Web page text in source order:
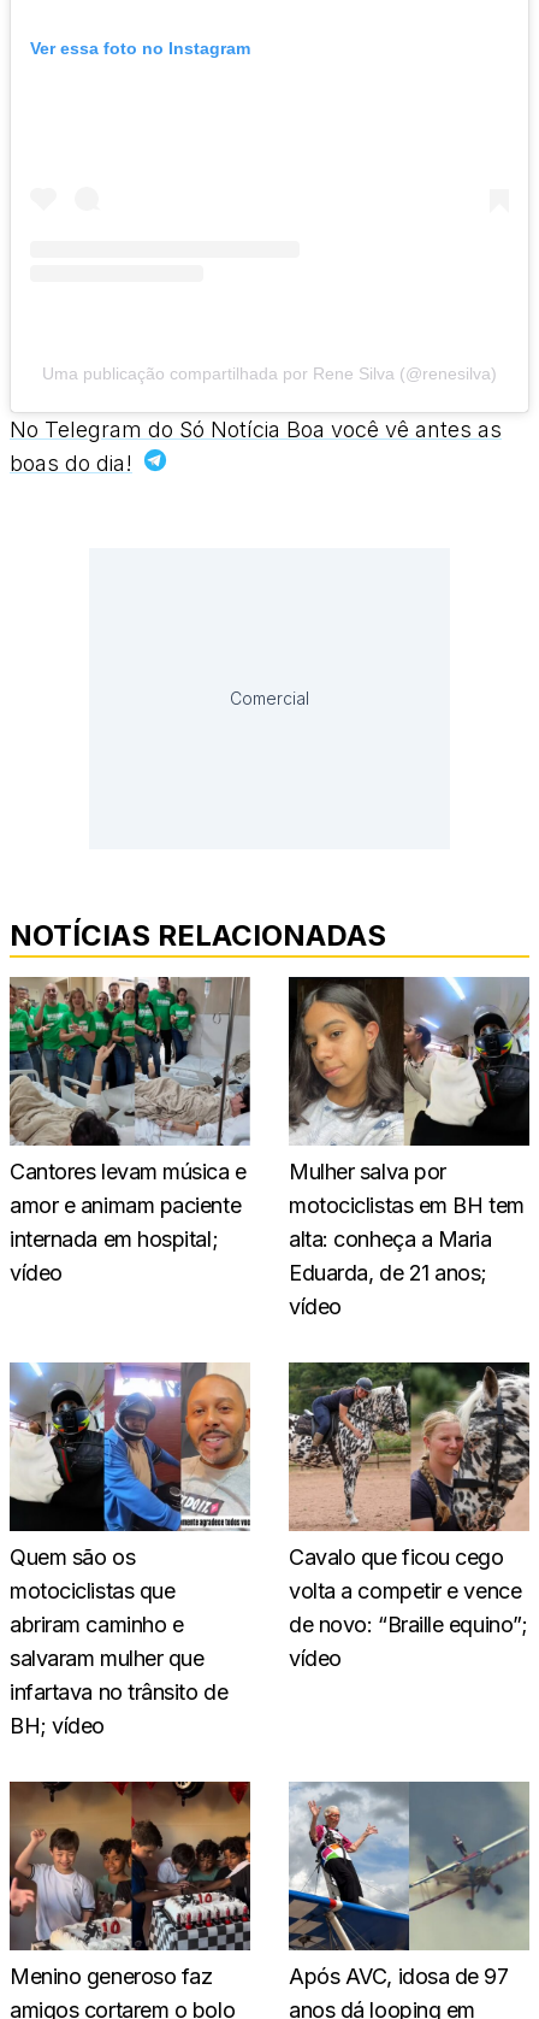
Ver essa foto no Instagram
Uma publicação compartilhada por Rene Silva (@renesilva)
No Telegram do Só Notícia Boa você vê antes as
boas do dia!
Comercial
NOTÍCIAS RELACIONADAS
Cantores levam música e
amor e animam paciente
internada em hospital;
vídeo
Mulher salva por
motociclistas em BH tem
alta: conheça a Maria
Eduarda, de 21 anos;
vídeo
Quem são os
motociclistas que
abriram caminho e
salvaram mulher que
infartava no trânsito de
BH; vídeo
Cavalo que ficou cego
volta a competir e vence
de novo: “Braille equino”;
vídeo
Menino generoso faz
amigos cortarem o bolo
Após AVC, idosa de 97
anos dá looping em